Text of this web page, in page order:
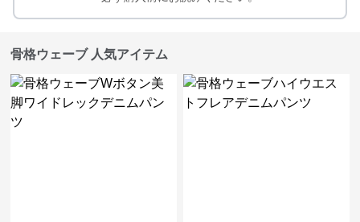
骨格ウェーブ 人気アイテム